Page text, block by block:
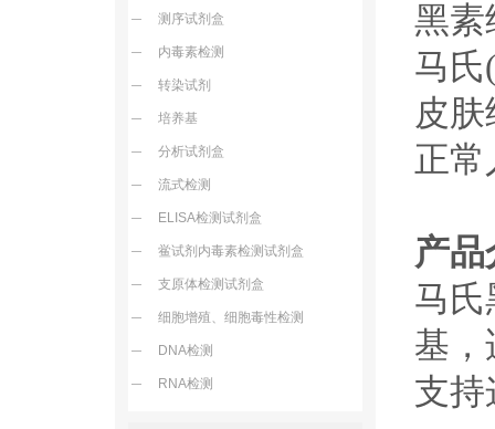
测序试剂盒
内毒素检测
转染试剂
培养基
分析试剂盒
流式检测
ELISA检测试剂盒
鲎试剂内毒素检测试剂盒
支原体检测试剂盒
细胞增殖、细胞毒性检测
DNA检测
RNA检测
黑素
马氏
皮
正
产品
马氏
基，
支持